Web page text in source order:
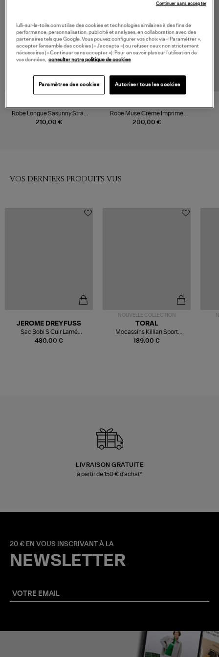
210,00 €
Robe Longue Sasunny Stray
Dott
200,00 €
Robe Muse Crème Imprimé
Fleurie
VOS DERNIERS PRODUITS VUS
480,00 €
JEROME DREYFUSS
Sac Bobi S Cuir Lamé
Champagne
NOUVELLE COLLECTION
189,00 €
TORAL
Mocassins Killian Sport
Mousse
LIVRAISON GRATUITE
à partir de 150 € d'achat*
20 € EN VOUS INSCRIVANT À LA
NEWSLETTER
lulli-sur-la-toile.com utilise des cookies et technologies similaires à des fins de
performance, personnalisation, publicité et analyses, en collaboration avec des
partenaires tels que Google. Vous pouvez configurer vos choix via « Paramétrer »,
accepter l’ensemble des cookies (« J’accepte ») ou refuser ceux non strictement
nécessaires (« Continuer sans accepter »). Pour en savoir plus sur l’utilisation de
vos données,
consulter notre politique de cookies
Paramètres des cookies Autoriser tous les cookies
Continuer sans accepter